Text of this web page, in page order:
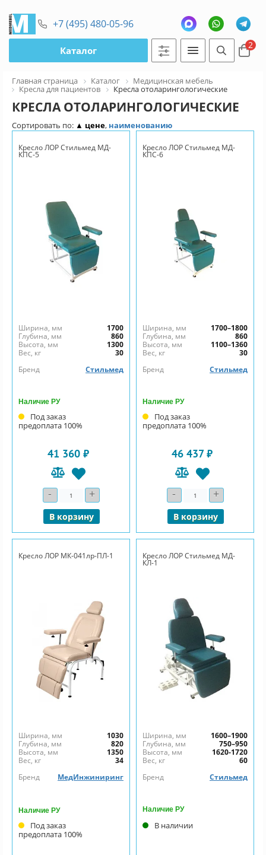
+7 (495) 480-05-96
Каталог 2
Главная страница Каталог Медицинская мебель
Кресла для пациентов Кресла отоларингологические
КРЕСЛА ОТОЛАРИНГОЛОГИЧЕСКИЕ
Сортировать по: ▲ цене, наименованию
Кресло ЛОР Стильмед МД-
КПС-5
Ширина, мм
1700
Глубина, мм
860
Высота, мм
1300
Вес, кг
30
Бренд
Стильмед
Наличие РУ
Под заказ
предоплата 100%
41 360 ₽
- Количество
+
В корзину
Кресло ЛОР Стильмед МД-
КПС-6
Ширина, мм
1700–1800
Глубина, мм
860
Высота, мм
1100–1360
Вес, кг
30
Бренд
Стильмед
Наличие РУ
Под заказ
предоплата 100%
46 437 ₽
- Количество
+
В корзину
Кресло ЛОР МК-041лр-ПЛ-1
Ширина, мм
1030
Глубина, мм
820
Высота, мм
1350
Вес, кг
34
Бренд
МедИнжиниринг
Наличие РУ
Под заказ
предоплата 100%
Кресло ЛОР Стильмед МД-
КЛ-1
Ширина, мм
1600–1900
Глубина, мм
750–950
Высота, мм
1620-1720
Вес, кг
60
Бренд
Стильмед
Наличие РУ
В наличии